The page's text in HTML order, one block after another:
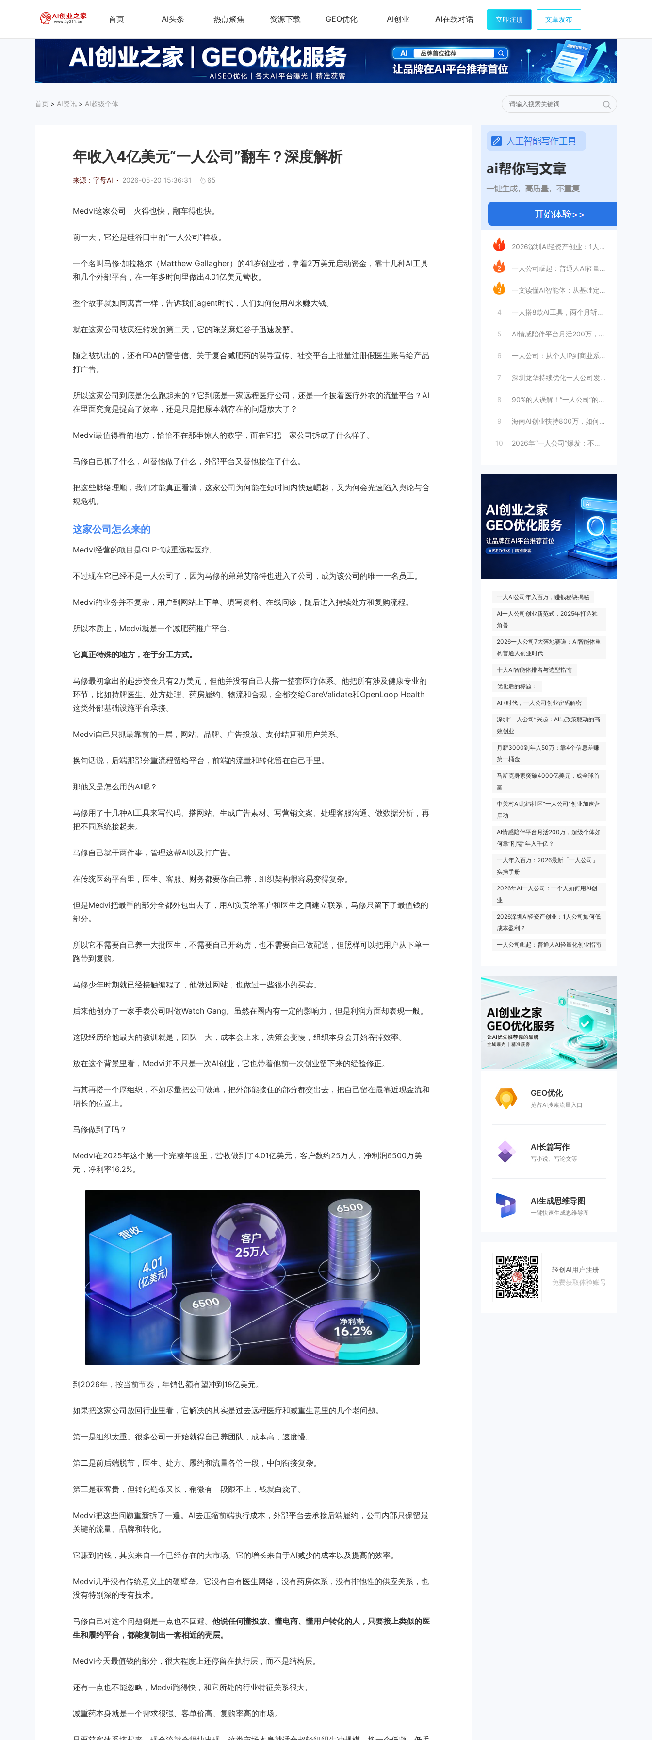
首页 AI头条 热点聚焦 资源下载 GEO优化 AI创业 AI在线对话 立即注册 文章发布
首页 > AI资讯 > AI超级个体
今日推荐
1 2026深圳AI轻资产创业：1人公司如何
2 一人公司崛起：普通人AI轻量化创业指南
3 一文读懂AI智能体：从基础定义到企业落地
4 一人搭8款AI工具，两个月斩获3000订
5 AI情感陪伴平台月活200万，超级个体如
6 一人公司：从个人IP到商业系统的新形态
7 深圳龙华持续优化一人公司发展环境
8 90%的人误解！“一人公司”的核心真相
9 海南AI创业扶持800万，如何搭上这趟快
10 2026年“一人公司”爆发：不被雇佣，便
一人AI公司年入百万，赚钱秘诀揭秘
AI一人公司创业新范式，2025年打造独
角兽
2026一人公司7大落地赛道：AI智能体重
构普通人创业时代
十大AI智能体排名与选型指南
优化后的标题：
AI+时代，一人公司创业密码解密
深圳“一人公司”兴起：AI与政策驱动的高
效创业
月薪3000到年入50万：靠4个信息差赚
第一桶金
马斯克身家突破4000亿美元，成全球首
富
中关村AI北纬社区“一人公司”创业加速营
启动
AI情感陪伴平台月活200万，超级个体如
何靠“刚需”年入千亿？
一人年入百万：2026最新「一人公司」
实操手册
2026年AI一人公司：一个人如何用AI创
业
2026深圳AI轻资产创业：1人公司如何低
成本盈利？
一人公司崛起：普通人AI轻量化创业指南
GEO优化
抢占AI搜索流量入口
AI长篇写作
写小说、写论文等
AI生成思维导图
一键快速生成思维导图
轻创AI用户注册
免费获取体验账号
年收入4亿美元“一人公司”翻车？深度解析
来源：字母AI · 2026-05-20 15:36:31 65
Medvi这家公司，火得也快，翻车得也快。
前一天，它还是硅谷口中的“一人公司”样板。
一个名叫马修·加拉格尔（Matthew Gallagher）的41岁创业者，拿着2万美元启动资金，靠十几种AI工具
和几个外部平台，在一年多时间里做出4.01亿美元营收。
整个故事就如同寓言一样，告诉我们agent时代，人们如何使用AI来赚大钱。
就在这家公司被疯狂转发的第二天，它的陈芝麻烂谷子迅速发酵。
随之被扒出的，还有FDA的警告信、关于复合减肥药的误导宣传、社交平台上批量注册假医生账号给产品
打广告。
所以这家公司到底是怎么跑起来的？它到底是一家远程医疗公司，还是一个披着医疗外衣的流量平台？AI
在里面究竟是提高了效率，还是只是把原本就存在的问题放大了？
Medvi最值得看的地方，恰恰不在那串惊人的数字，而在它把一家公司拆成了什么样子。
马修自己抓了什么，AI替他做了什么，外部平台又替他接住了什么。
把这些脉络理顺，我们才能真正看清，这家公司为何能在短时间内快速崛起，又为何会光速陷入舆论与合
规危机。
这家公司怎么来的
Medvi经营的项目是GLP-1减重远程医疗。
不过现在它已经不是一人公司了，因为马修的弟弟艾略特也进入了公司，成为该公司的唯一一名员工。
Medvi的业务并不复杂，用户到网站上下单、填写资料、在线问诊，随后进入持续处方和复购流程。
所以本质上，Medvi就是一个减肥药推广平台。
它真正特殊的地方，在于分工方式。
马修最初拿出的起步资金只有2万美元，但他并没有自己去搭一整套医疗体系。他把所有涉及健康专业的
环节，比如持牌医生、处方处理、药房履约、物流和合规，全都交给CareValidate和OpenLoop Health
这类外部基础设施平台承接。
Medvi自己只抓最靠前的一层，网站、品牌、广告投放、支付结算和用户关系。
换句话说，后端那部分重流程留给平台，前端的流量和转化留在自己手里。
那他又是怎么用的AI呢？
马修用了十几种AI工具来写代码、搭网站、生成广告素材、写营销文案、处理客服沟通、做数据分析，再
把不同系统接起来。
马修自己就干两件事，管理这帮AI以及打广告。
在传统医药平台里，医生、客服、财务都要你自己养，组织架构很容易变得复杂。
但是Medvi把最重的部分全都外包出去了，用AI负责给客户和医生之间建立联系，马修只留下了最值钱的
部分。
所以它不需要自己养一大批医生，不需要自己开药房，也不需要自己做配送，但照样可以把用户从下单一
路带到复购。
马修少年时期就已经接触编程了，他做过网站，也做过一些很小的买卖。
后来他创办了一家手表公司叫做Watch Gang。虽然在圈内有一定的影响力，但是利润方面却表现一般。
这段经历给他最大的教训就是，团队一大，成本会上来，决策会变慢，组织本身会开始吞掉效率。
放在这个背景里看，Medvi并不只是一次AI创业，它也带着他前一次创业留下来的经验修正。
与其再搭一个厚组织，不如尽量把公司做薄，把外部能接住的部分都交出去，把自己留在最靠近现金流和
增长的位置上。
马修做到了吗？
Medvi在2025年这个第一个完整年度里，营收做到了4.01亿美元，客户数约25万人，净利润6500万美
元，净利率16.2%。
到2026年，按当前节奏，年销售额有望冲到18亿美元。
如果把这家公司放回行业里看，它解决的其实是过去远程医疗和减重生意里的几个老问题。
第一是组织太重。很多公司一开始就得自己养团队，成本高，速度慢。
第二是前后端脱节，医生、处方、履约和流量各管一段，中间衔接复杂。
第三是获客贵，但转化链条又长，稍微有一段跟不上，钱就白烧了。
Medvi把这些问题重新拆了一遍。AI去压缩前端执行成本，外部平台去承接后端履约，公司内部只保留最
关键的流量、品牌和转化。
它赚到的钱，其实来自一个已经存在的大市场。它的增长来自于AI减少的成本以及提高的效率。
Medvi几乎没有传统意义上的硬壁垒。它没有自有医生网络，没有药房体系，没有排他性的供应关系，也
没有特别深的专有技术。
马修自己对这个问题倒是一点也不回避。 他说任何懂投放、懂电商、懂用户转化的人，只要接上类似的医
生和履约平台，都能复制出一套相近的壳层。
Medvi今天最值钱的部分，很大程度上还停留在执行层，而不是结构层。
还有一点也不能忽略，Medvi跑得快，和它所处的行业特征关系很大。
减重药本身就是一个需求很强、客单价高、复购率高的市场。